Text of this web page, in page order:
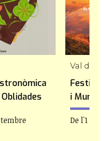
Val
i
De l'1 al